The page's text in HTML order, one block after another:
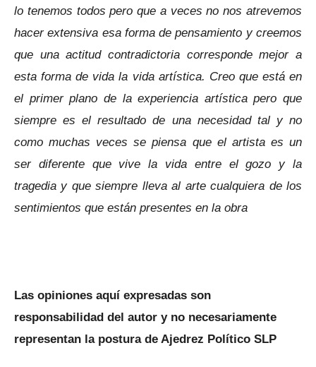
lo tenemos todos pero que a veces no nos atrevemos
hacer extensiva esa forma de pensamiento y creemos
que una actitud contradictoria corresponde mejor a
esta forma de vida la vida artística. Creo que está en
el primer plano de la experiencia artística pero que
siempre es el resultado de una necesidad tal y no
como muchas veces se piensa que el artista es un
ser diferente que vive la vida entre el gozo y la
tragedia y que siempre lleva al arte cualquiera de los
sentimientos que están presentes en la obra
Las opiniones aquí expresadas son
responsabilidad del autor y no necesariamente
representan la postura de Ajedrez Político SLP